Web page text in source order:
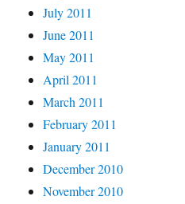
July 2011
June 2011
May 2011
April 2011
March 2011
February 2011
January 2011
December 2010
November 2010